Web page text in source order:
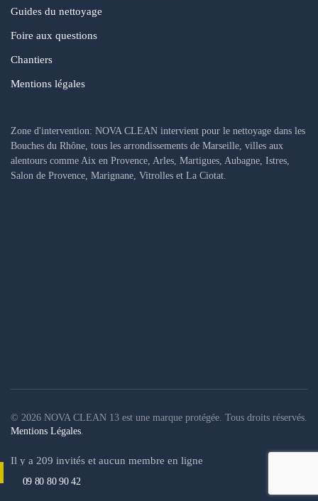
09 80 80 90 42
Guides du nettoyage
Foire aux questions
Chantiers
Mentions légales
Zone d'intervention: NOVA CLEAN intervient pour le nettoyage dans les
Bouches du Rhône, tous les arrondissements de Marseille, villes aux
alentours comme Aix en Provence, Arles, Martigues, Aubagne, Istres,
Salon de Provence, Marignane, Vitrolles et La Ciotat.
© 2026 NOVA CLEAN 13 est une marque protégée. Tous droits réservés.
Mentions Légales.
Il y a 209 invités et aucun membre en ligne